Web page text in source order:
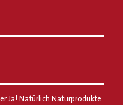
Ja! Natürlich Naturprodukte